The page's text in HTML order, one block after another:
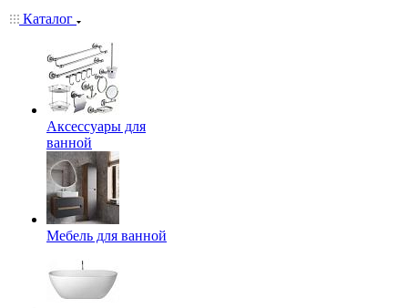
Каталог
Аксессуары для
ванной
Мебель для ванной